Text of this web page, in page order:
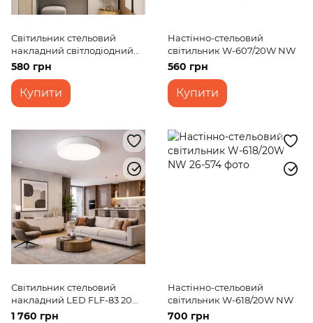
Світильник стельовий
накладний світлодіодний
LED-471/50W NW
580 грн
Купити
Настінно-стельовий
світильник W-607/20W NW
560 грн
Купити
Світильник стельовий
накладний LED FLF-83 20W
NW WH
1 760 грн
Настінно-стельовий
світильник W-618/20W NW
700 грн